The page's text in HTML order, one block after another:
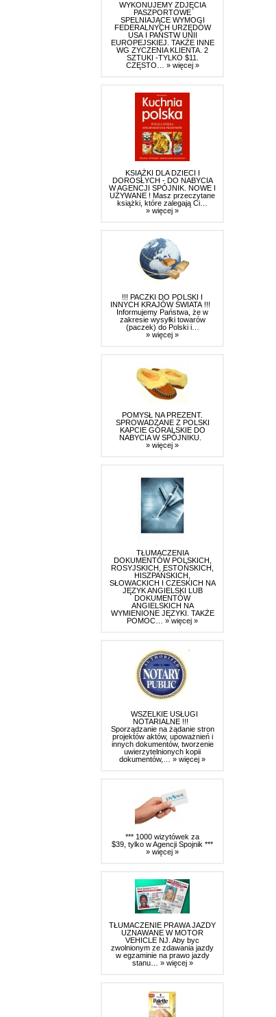
WYKONUJEMY ZDJĘCIA
PASZPORTOWE
SPELNIAJĄCE WYMOGI
FEDERALNYCH URZĘDÓW
USA I PAŃSTW UNII
EUROPEJSKIEJ. TAKŻE INNE
WG ZYCZENIA KLIENTA. 2
SZTUKI -TYLKO $11.
CZĘSTO… » więcej »
KSIĄŻKI DLA DZIECI I
DOROSŁYCH - DO NABYCIA
W AGENCJI SPÓJNIK. NOWE I
UŻYWANE ! Masz przeczytane
książki, które zalegają Ci…
» więcej »
!!! PACZKI DO POLSKI I
INNYCH KRAJÓW ŚWIATA !!!
Informujemy Państwa, że w
zakresie wysyłki towarów
(paczek) do Polski i…
» więcej »
POMYSŁ NA PREZENT.
SPROWADZANE Z POLSKI
KAPCIE GÓRALSKIE DO
NABYCIA W SPÓJNIKU.
» więcej »
TŁUMACZENIA
DOKUMENTÓW POLSKICH,
ROSYJSKICH, ESTOŃSKICH,
HISZPAŃSKICH,
SŁOWACKICH I CZESKICH NA
JĘZYK ANGIELSKI LUB
DOKUMENTÓW
ANGIELSKICH NA
WYMIENIONE JĘZYKI. TAKŻE
POMOC… » więcej »
WSZELKIE USŁUGI
NOTARIALNE !!!
Sporządzanie na żądanie stron
projektów aktów, upoważnień i
innych dokumentów, tworzenie
uwierzytelnionych kopii
dokumentów,… » więcej »
*** 1000 wizytówek za
$39, tylko w Agencji Spojnik ***
» więcej »
TŁUMACZENIE PRAWA JAZDY
UZNAWANE W MOTOR
VEHICLE NJ. Aby byc
zwolnionym ze zdawania jazdy
w egzaminie na prawo jazdy
stanu… » więcej »